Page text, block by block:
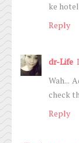
ke
Reply
dr-Life
Wah...
check
Reply